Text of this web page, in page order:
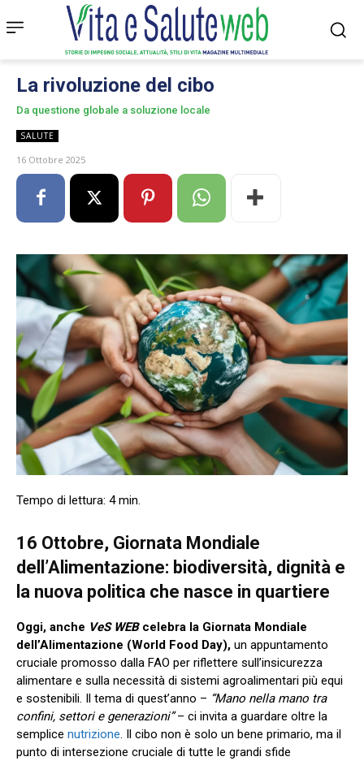
La rivoluzione del cibo
Da questione globale a soluzione locale
SALUTE
16 Ottobre 2025
16 Ottobre, Giornata Mondiale
dell’Alimentazione: biodiversità, dignità e
la nuova politica che nasce in quartiere
Oggi, anche VeS WEBcelebra la Giornata Mondiale
dell’Alimentazione (World Food Day), un appuntamento
cruciale promosso dalla FAO per riflettere sull’insicurezza
alimentare e sulla necessità di sistemi agroalimentari più equi
e sostenibili. Il tema di quest’anno – “Mano nella mano tra
confini, settori e generazioni”– ci invita a guardare oltre la
semplice nutrizione. Il cibo non è solo un bene primario, ma il
punto di intersezione cruciale di tutte le grandi sfide